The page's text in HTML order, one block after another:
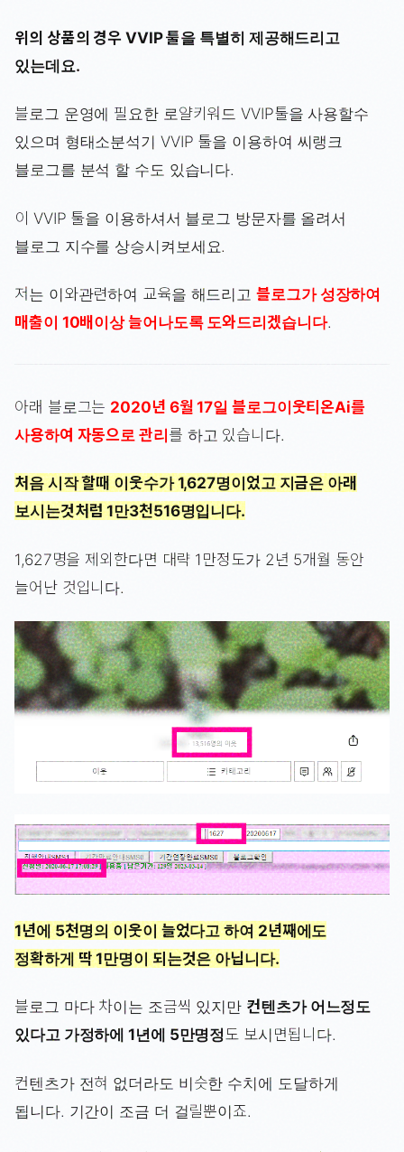
위의 상품의 경우 VVIP 툴을 특별히 제공해드리고
있는데요.
블로그 운영에 필요한 로얄키워드 VVIP툴을 사용할수
있으며 형태소분석기 VVIP 툴을 이용하여 씨랭크
블로그를 분석 할 수도 있습니다.
이 VVIP 툴을 이용하셔서 블로그 방문자를 올려서
블로그 지수를 상승시켜보세요.
저는 이와관련하여 교육을 해드리고블로그가 성장하여
매출이 10배이상 늘어나도록 도와드리겠습니다.
아래 블로그는 2020년 6월 17일 블로그이웃티온Ai를
사용하여 자동으로 관리를 하고 있습니다.
처음 시작 할때 이웃수가 1,627명이었고 지금은 아래
보시는것처럼 1만3천516명입니다.
1,627명을 제외한다면 대략 1만정도가 2년 5개월 동안
늘어난 것입니다.
1년에 5천명의 이웃이 늘었다고 하여 2년째에도
정확하게 딱 1만명이 되는것은 아닙니다.
블로그 마다 차이는 조금씩 있지만 컨텐츠가 어느정도
있다고 가정하에 1년에 5만명정도 보시면됩니다.
컨텐츠가 전혀 없더라도 비슷한 수치에 도달하게
됩니다. 기간이 조금 더 걸릴뿐이죠.